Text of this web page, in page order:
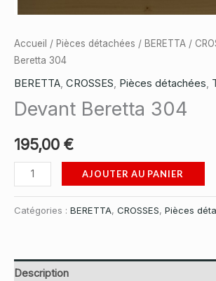
Accueil / Pièces détachées / BERETTA /
Beretta 304
BERETTA, CROSSES, Pièces détachées,
Devant Beretta 304
195,00 €
quantité
de
Devant
AJOUTER AU PANIER
Catégories : BERETTA, CROSSES, Pièces
Description